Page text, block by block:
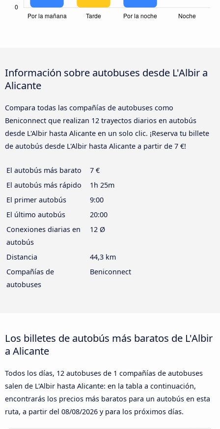
Información sobre autobuses desde L'Albir a
Alicante
Compara todas las compañías de autobuses como
Beniconnect que realizan 12 trayectos diarios en autobús
desde L'Albir hasta Alicante en un solo clic. ¡Reserva tu billete
de autobús desde L'Albir hasta Alicante a partir de 7 €!
El autobús más barato
7 €
El autobús más rápido
1h 25m
El primer autobús
9:00
El último autobús
20:00
Conexiones diarias en
autobús
12 Ø
Distancia
44,3 km
Compañías de
autobuses
Beniconnect
Los billetes de autobús más baratos de L'Albir
a Alicante
Todos los días, 12 autobuses de 1 compañías de autobuses
salen de L'Albir hasta Alicante: en la tabla a continuación,
encontrarás los precios más baratos para un autobús en esta
ruta, a partir del 08/08/2026 y para los próximos días.